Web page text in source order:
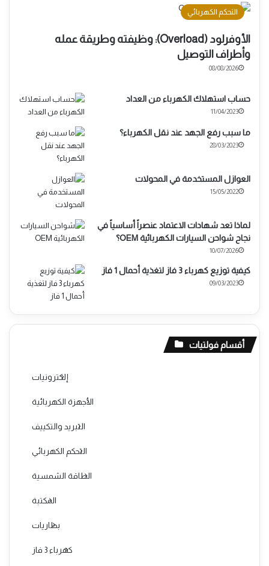
التحكم الكهربائي
الأوفرلود (Overload): وظيفته وطريقة عمله
وأطراف التوصيل
08/08/2026
حساب استهلاك الكهرباء من العداد
11/04/2023
ما سبب رفع الجهد عند نقل الكهرباء؟
28/03/2023
العوازل المستخدمة في المحولات
15/05/2022
لماذا تعد شهادات الاعتماد عنصراً أساسياً في
نجاح شواحن السيارات الكهربائية OEM؟
10/07/2026
كيفية توزيع كهرباء 3 فاز لتغذية أحمال 1 فاز
09/03/2023
أقسام فولتيات
إلكترونيات
الأجهزة الكهربائية
التبريد والتكييف
التحكم الكهربائي
الطاقة الشمسية
المكتبة
بطاريات
كهرباء 3 فاز